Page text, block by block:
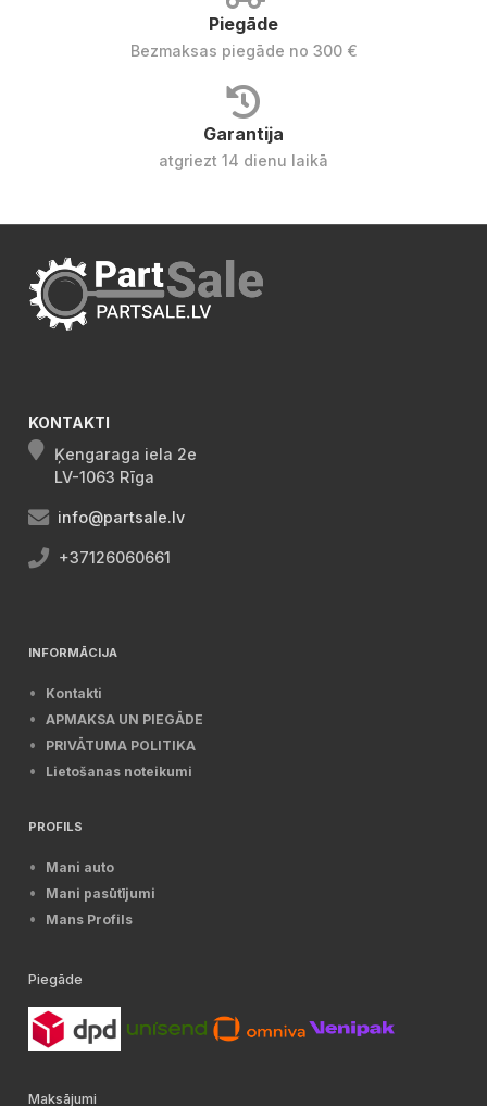
Piegāde
Bezmaksas piegāde no 300 €
Garantija
atgriezt 14 dienu laikā
KONTAKTI
Ķengaraga iela 2e
LV-1063 Rīga
info@partsale.lv
+37126060661
INFORMĀCIJA
Kontakti
APMAKSA UN PIEGĀDE
PRIVĀTUMA POLITIKA
Lietošanas noteikumi
PROFILS
Mani auto
Mani pasūtījumi
Mans Profils
Piegāde
Maksājumi